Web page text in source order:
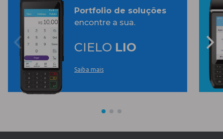
Portfolio de soluções
encontre a sua.
CIELO LIO
Saiba mais